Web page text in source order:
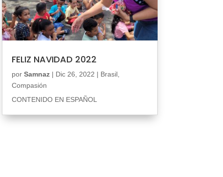
FELIZ NAVIDAD 2022
por Samnaz| Dic 26, 2022 | Brasil,
Compasión
CONTENIDO EN ESPAÑOL